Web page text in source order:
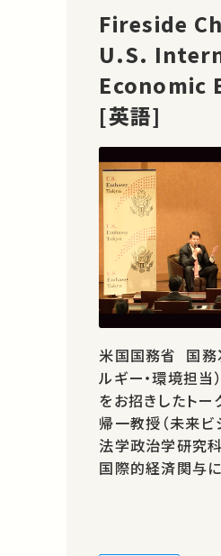
Fireside
U.S.
Economic
[英語]
米国国務省 国務
ルギー・環境担当
をお招きしたトー
帰一教授（未来ビ
法学政治学研究科
国際的経済関与に